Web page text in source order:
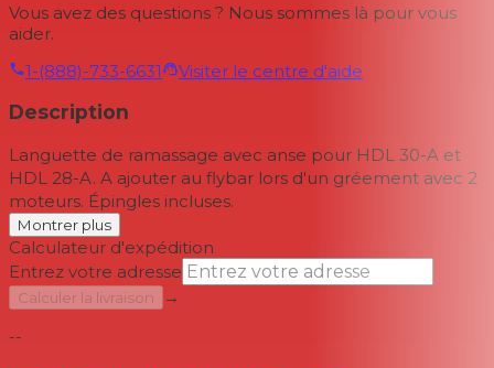
Vous avez des questions ? Nous sommes là pour vous
aider.
1-(888)-733-6631
Visiter le centre d'aide
Description
Languette de ramassage avec anse pour HDL 30-A et
HDL 28-A. A ajouter au flybar lors d'un gréement avec 2
moteurs. Épingles incluses.
Montrer plus
Calculateur d'expédition
Entrez votre adresse
Calculer la livraison
→
--